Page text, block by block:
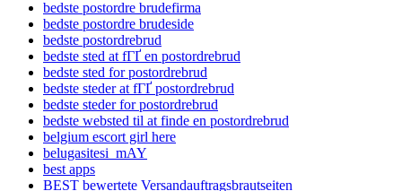
bedste postordre brudefirma
bedste postordre brudeside
bedste postordrebrud
bedste sted at fГҐ en postordrebrud
bedste sted for postordrebrud
bedste steder at fГҐ postordrebrud
bedste steder for postordrebrud
bedste websted til at finde en postordrebrud
belgium escort girl here
belugasitesi_mAY
best apps
BEST bewertete Versandauftragsbrautseiten